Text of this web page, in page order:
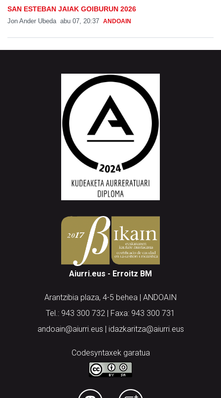
SAN ESTEBAN JAIAK GOIBURUN 2026
Jon Ander Ubeda abu 07, 20:37 ANDOAIN
Aiurri.eus - Erroitz BM
Arantzibia plaza, 4-5 behea | ANDOAIN
Tel.: 943 300 732 | Faxa: 943 300 731
andoain@aiurri.eus | idazkaritza@aiurri.eus
Codesyntaxek garatua